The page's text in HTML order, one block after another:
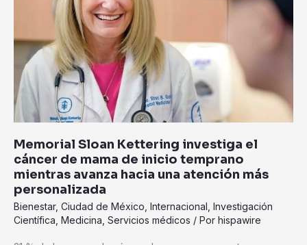
Memorial Sloan Kettering investiga el
cáncer de mama de inicio temprano
mientras avanza hacia una atención más
personalizada
Bienestar, Ciudad de México Internacional Investigación
Científica Medicina Servicios médicos / Por hispawire
de
mama
de
inicio
temprano
mientras
hacia
una
atención
más
personalizada